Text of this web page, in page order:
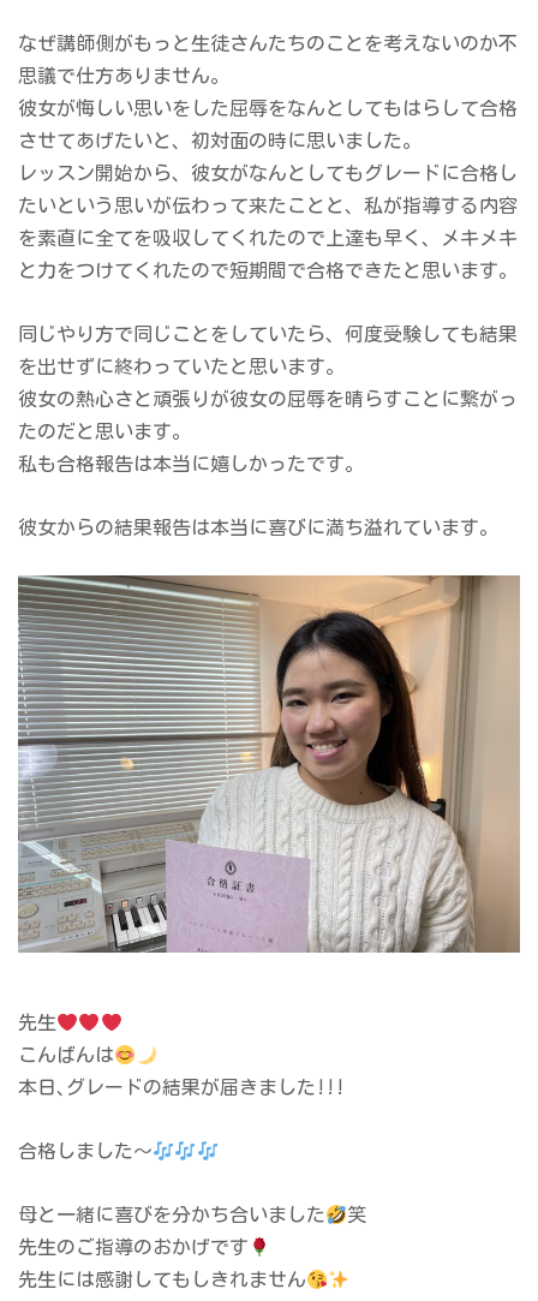
なぜ講師側がもっと生徒さんたちのことを考えないのか不
思議で仕方ありません。
彼女が悔しい思いをした屈辱をなんとしてもはらして合格
させてあげたいと、初対面の時に思いました。
レッスン開始から、彼女がなんとしてもグレードに合格し
たいという思いが伝わって来たことと、私が指導する内容
を素直に全てを吸収してくれたので上達も早く、メキメキ
と力をつけてくれたので短期間で合格できたと思います。
同じやり方で同じことをしていたら、何度受験しても結果
を出せずに終わっていたと思います。
彼女の熱心さと頑張りが彼女の屈辱を晴らすことに繋がっ
たのだと思います。
私も合格報告は本当に嬉しかったです。
彼女からの結果報告は本当に喜びに満ち溢れています。
先生
こんばんは
本日､グレードの結果が届きました!!!
合格しました〜
母と一緒に喜びを分かち合いました
笑
先生のご指導のおかげです
先生には感謝してもしきれません